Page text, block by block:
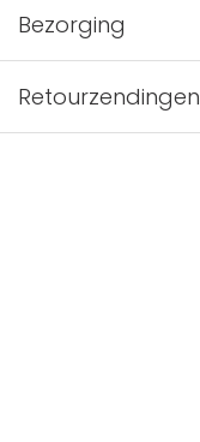
Bezorging
Retourzendingen